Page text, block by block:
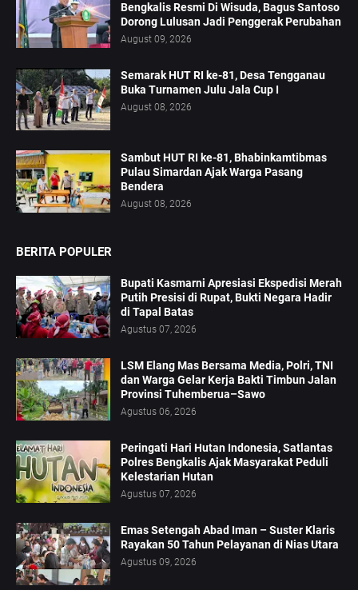
Bengkalis Resmi Di Wisuda, Bagus Santoso
Dorong Lulusan Jadi Penggerak Perubahan
August 09, 2026
Semarak HUT RI ke-81, Desa Tengganau
Buka Turnamen Julu Jala Cup I
August 08, 2026
Sambut HUT RI ke-81, Bhabinkamtibmas
Pulau Simardan Ajak Warga Pasang
Bendera
August 08, 2026
BERITA POPULER
Bupati Kasmarni Apresiasi Ekspedisi Merah
Putih Presisi di Rupat, Bukti Negara Hadir
di Tapal Batas
Agustus 07, 2026
LSM Elang Mas Bersama Media, Polri, TNI
dan Warga Gelar Kerja Bakti Timbun Jalan
Provinsi Tuhemberua–Sawo
Agustus 06, 2026
Peringati Hari Hutan Indonesia, Satlantas
Polres Bengkalis Ajak Masyarakat Peduli
Kelestarian Hutan
Agustus 07, 2026
Emas Setengah Abad Iman – Suster Klaris
Rayakan 50 Tahun Pelayanan di Nias Utara
Agustus 09, 2026